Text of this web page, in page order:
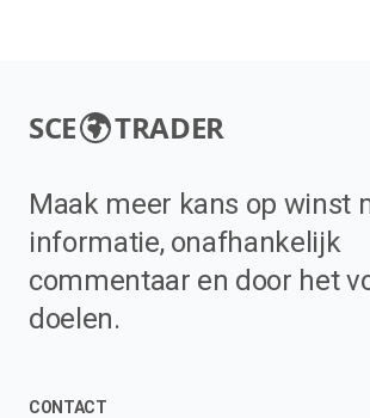
SCE TRADER
Maak meer kans op winst
informatie, onafhankelijk
commentaar en door het
doelen.
CONTACT